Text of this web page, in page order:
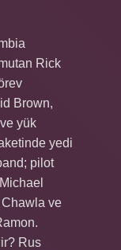
Rick
Brown,
yük
yedi
pilot
ve
Rus